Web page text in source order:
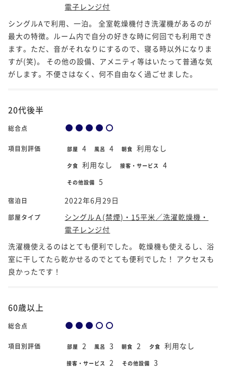
電子レンジ付
シングルAで利用、一泊。 全室乾燥機付き洗濯機があるのが
最大の特徴。ルーム内で自分の好きな時に何回でも利用でき
ます。ただ、音がそれなりにするので、寝る時以外になりま
すが(笑)。 その他の設備、アメニティ等はいたって普通な気
がします。不便さはなく、何不自由なく過ごせました。
20代後半
総合点
項目別評価 部屋 4 風呂 4 朝食 利用なし
夕食 利用なし 接客・サービス 4
その他設備 5
宿泊日 2022年6月29日
部屋タイプ
シングルＡ(禁煙)・15平米／洗濯乾燥機・
電子レンジ付
洗濯機使えるのはとても便利でした。 乾燥機も使えるし、浴
室に干してたら乾かせるのでとても便利でした！ アクセスも
良かったです！
60歳以上
総合点
項目別評価 部屋 2 風呂 3 朝食 2 夕食 利用なし
接客・サービス 2 その他設備 3